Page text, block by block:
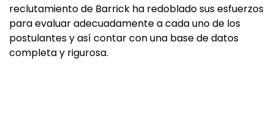
reclutamiento de Barrick ha redoblado sus esfuerzos
para evaluar adecuadamente a cada uno de los
postulantes y así contar con una base de datos
completa y rigurosa.